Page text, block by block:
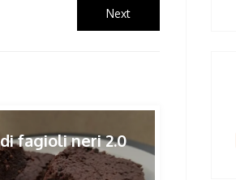
NextNext
post:
fagioli neri 2.0